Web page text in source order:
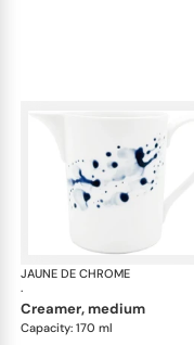
JAUNE DE CHROME
·
creamer, medium
Capacity: 170 ml